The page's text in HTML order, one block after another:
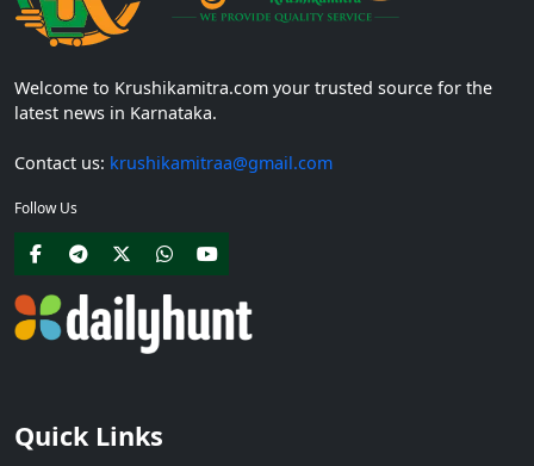
Welcome to Krushikamitra.com your trusted source for the
latest news in Karnataka.
Contact us: krushikamitraa@gmail.com
Follow Us
Quick Links